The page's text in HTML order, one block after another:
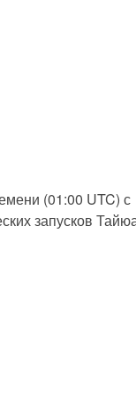
(01:00 UTC) с
запусков